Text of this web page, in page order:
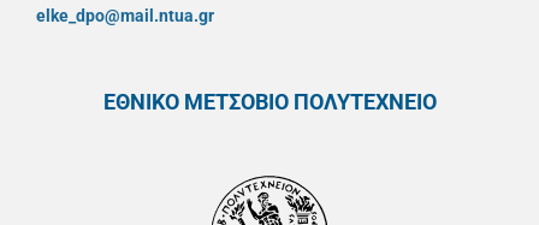
elke_dpo@mail.ntua.gr
ΕΘΝΙΚΟ ΜΕΤΣΟΒΙΟ ΠΟΛΥΤΕΧΝΕΙΟ